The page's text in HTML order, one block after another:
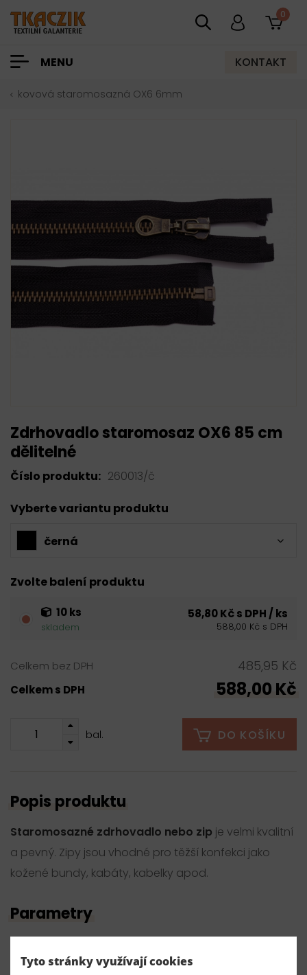
0
MENU KONTAKT
kovová staromosazná OX6 6mm
Zdrhovadlo staromosaz OX6 85 cm
dělitelné
Číslo produktu: 260013/č
Vyberte variantu produktu
černá
Zvolte balení produktu
10 ks
skladem
58,80 Kč s DPH / ks
588,00 Kč s DPH
Celkem bez DPH 485,95 Kč
Celkem s DPH 588,00 Kč
bal. DO KOŠÍKU
Popis produktu
Staromosazné zdrhovadlo nebo zip je velmi kvalitní
a pevný. Zipy jsou vhodné pro těžší konfekci jako
kožené bundy, kabáty, kabelky apod.
Parametry
260013/č
Tyto stránky využívají cookies